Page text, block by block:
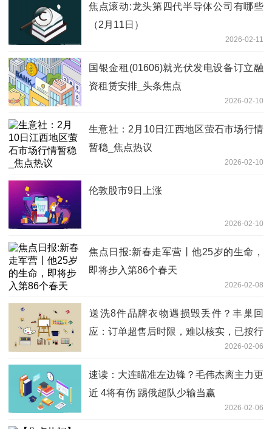
焦点滚动:龙头第四代半导体公司有哪些
（2月11日）
2026-02-11
国银金租(01606)就光伏发电设备订立融
资租赁安排_头条焦点
2026-02-10
生意社：2月10日江西地区萤石市场行情
暂稳_焦点热议
2026-02-10
伦敦股市9日上涨
2026-02-10
焦点日报:新春走军营丨他25岁的生命，
即将步入第86个春天
2026-02-08
送洗8件品牌衣物遇损毁丢件？丰巢回
应：订单超售后时限，难以核实，已按行
2026-02-06
速读：大连瞄准左边锋？毛伟杰离主力更
近 4将有伤 踢俄超队少输当赢
2026-02-06